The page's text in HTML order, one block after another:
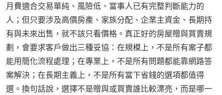
月費適合交易單純、風險低、當事人已有完整判斷能力的
人；但只要涉及高價房產、家族分配、企業主資金、長期持
有與未來出售，就不該只看價格。真正好的房屋贈與買賣規
劃，會要求客戶做出三種妥協：在規模上，不是所有案子都
能用簡化流程處理；在專業上，不是所有問題都能靠網路答
案解決；在長期主義上，不是所有當下省錢的選項都值得
選。換句話說，選擇不是贈與或買賣誰比較漂亮，而是哪一